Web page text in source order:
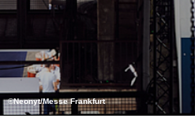
©Neonyt/Messe Frankfurt